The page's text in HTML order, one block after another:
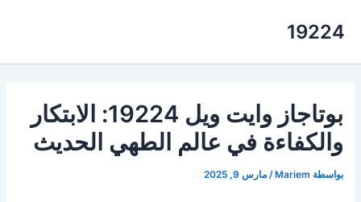
19224
بوتاجاز وايت ويل 19224: الابتكار
والكفاءة في عالم الطهي الحديث
بواسطة Mariem
/مارس 9, 2025